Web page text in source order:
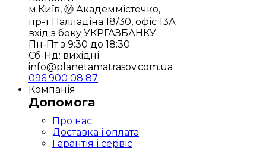
м.Київ, Ⓜ️ Академмістечко,
пр-т Палладіна 18/30, офіс 13А
вхід з боку УКРГАЗБАНКУ
Пн-Пт з 9:30 до 18:30
Сб-Нд: вихідні
info@planetamatrasov.com.ua
096 900 08 87
Компанія
Допомога
Про нас
Доставка і оплата
Гарантія і сервіс